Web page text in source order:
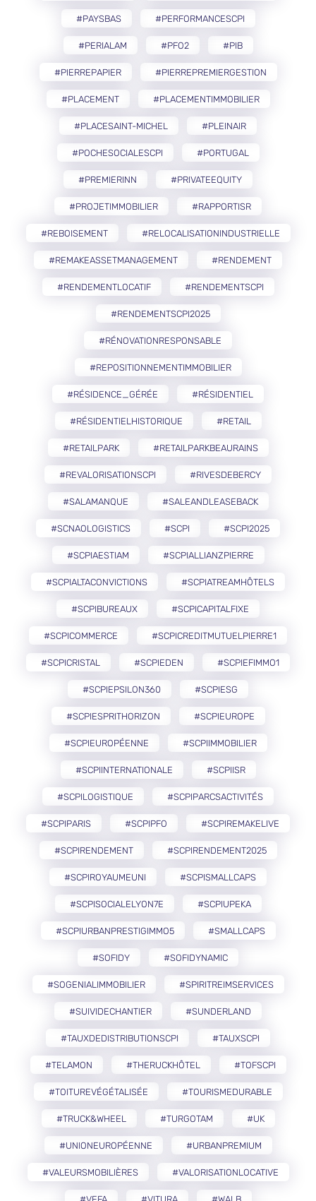
#PAYSBAS #PERFORMANCESCPI
#PERIALAM #PFO2 #PIB
#PIERREPAPIER #PIERREPREMIERGESTION
#PLACEMENT #PLACEMENTIMMOBILIER
#PLACESAINT-MICHEL #PLEINAIR
#POCHESOCIALESCPI #PORTUGAL
#PREMIERINN #PRIVATEEQUITY
#PROJETIMMOBILIER #RAPPORTISR
#REBOISEMENT #RELOCALISATIONINDUSTRIELLE
#REMAKEASSETMANAGEMENT #RENDEMENT
#RENDEMENTLOCATIF #RENDEMENTSCPI
#RENDEMENTSCPI2025
#RÉNOVATIONRESPONSABLE
#REPOSITIONNEMENTIMMOBILIER
#RÉSIDENCE_GÉRÉE #RÉSIDENTIEL
#RÉSIDENTIELHISTORIQUE #RETAIL
#RETAILPARK #RETAILPARKBEAURAINS
#REVALORISATIONSCPI #RIVESDEBERCY
#SALAMANQUE #SALEANDLEASEBACK
#SCNAOLOGISTICS #SCPI #SCPI2025
#SCPIAESTIAM #SCPIALLIANZPIERRE
#SCPIALTACONVICTIONS #SCPIATREAMHÔTELS
#SCPIBUREAUX #SCPICAPITALFIXE
#SCPICOMMERCE #SCPICREDITMUTUELPIERRE1
#SCPICRISTAL #SCPIEDEN #SCPIEFIMMO1
#SCPIEPSILON360 #SCPIESG
#SCPIESPRITHORIZON #SCPIEUROPE
#SCPIEUROPÉENNE #SCPIIMMOBILIER
#SCPIINTERNATIONALE #SCPIISR
#SCPILOGISTIQUE #SCPIPARCSACTIVITÉS
#SCPIPARIS #SCPIPFO #SCPIREMAKELIVE
#SCPIRENDEMENT #SCPIRENDEMENT2025
#SCPIROYAUMEUNI #SCPISMALLCAPS
#SCPISOCIALELYON7E #SCPIUPEKA
#SCPIURBANPRESTIGIMMO5 #SMALLCAPS
#SOFIDY #SOFIDYNAMIC
#SOGENIALIMMOBILIER #SPIRITREIMSERVICES
#SUIVIDECHANTIER #SUNDERLAND
#TAUXDEDISTRIBUTIONSCPI #TAUXSCPI
#TELAMON #THERUCKHÔTEL #TOFSCPI
#TOITUREVÉGÉTALISÉE #TOURISMEDURABLE
#TRUCK&WHEEL #TURGOTAM #UK
#UNIONEUROPÉENNE #URBANPREMIUM
#VALEURSMOBILIÈRES #VALORISATIONLOCATIVE